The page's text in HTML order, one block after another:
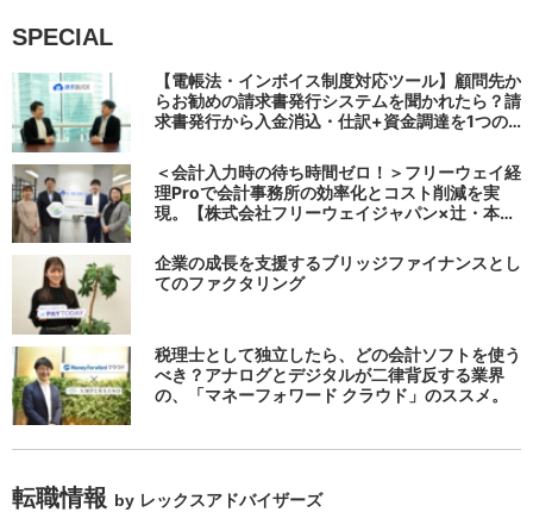
SPECIAL
【電帳法・インボイス制度対応ツール】顧問先か
らお勧めの請求書発行システムを聞かれたら？請
求書発行から入金消込・仕訳+資金調達を1つの
＜会計入力時の待ち時間ゼロ！＞フリーウェイ経
理Proで会計事務所の効率化とコスト削減を実
現。【株式会社フリーウェイジャパン×辻・本郷
企業の成長を支援するブリッジファイナンスとし
てのファクタリング
税理士として独立したら、どの会計ソフトを使う
べき？アナログとデジタルが二律背反する業界
の、「マネーフォワード クラウド」のススメ。
転職情報 by レックスアドバイザーズ